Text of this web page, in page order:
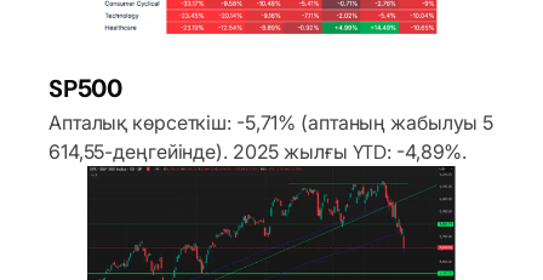
SP500
Апталық көрсеткіш: -5,71% (аптаның жабылуы 5
614,55-деңгейінде). 2025 жылғы YTD: -4,89%.